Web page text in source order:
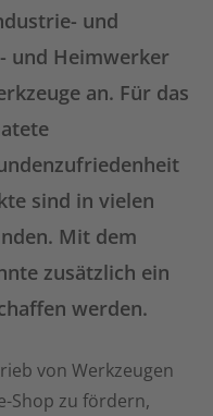
und
und Heimwerker
an. Für das
sind in vielen
Mit dem
zusätzlich ein
werden.
von Werkzeugen
Shop zu fördern,